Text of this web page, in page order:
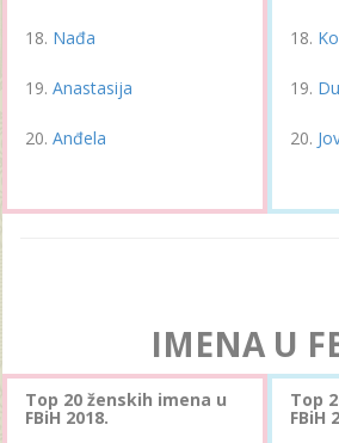
Nađa
Anastasija
Anđela
IMENA U
Top 20 ženskih imena u
FBiH 2018.
Top
FBiH